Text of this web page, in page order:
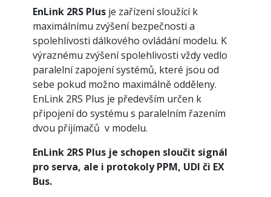
EnLink 2RS Plus je zařízení sloužící k
maximálnímu zvýšení bezpečnosti a
spolehlivosti dálkového ovládání modelu. K
výraznému zvýšení spolehlivosti vždy vedlo
paralelní zapojení systémů, které jsou od
sebe pokud možno maximálně odděleny.
EnLink 2RS Plus je především určen k
připojení do systému s paralelním řazením
dvou přijímačů v modelu.
EnLink 2RS Plus je schopen sloučit signál
pro serva, ale i protokoly PPM, UDI či EX
Bus.